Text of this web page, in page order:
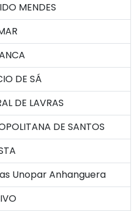
MENDES
DE SÁ
DE LAVRAS
DE SANTOS
Unopar Anhanguera